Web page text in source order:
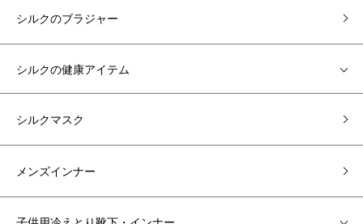
シルクのブラジャー
シルクの健康アイテム
シルクマスク
メンズインナー